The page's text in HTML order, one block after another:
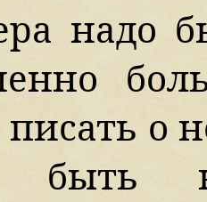
надо
писать о
быть